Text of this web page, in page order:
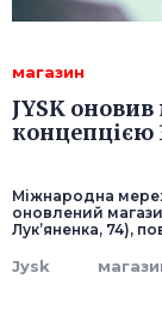
магазин
JYSK оновив
концепцією
Міжнародна
оновлений
Лук’яненка, 74),
Jysk